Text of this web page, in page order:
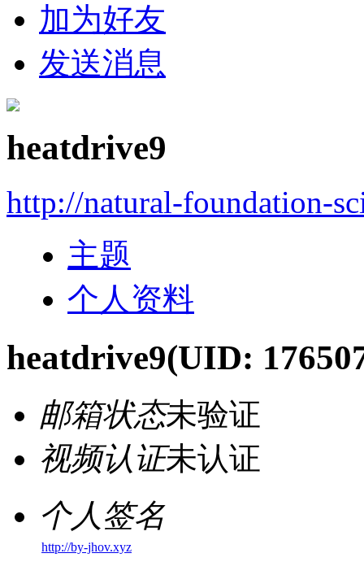
加为好友
发送消息
heatdrive9
http://natural-foundation-
主题
个人资料
heatdrive9(UID:
邮箱状态未验证
视频认证未认证
个人签名
http://by-jhov.xyz